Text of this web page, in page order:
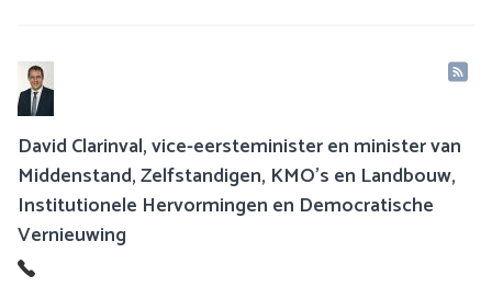
David Clarinval, vice-eersteminister en minister van
Middenstand, Zelfstandigen, KMO’s en Landbouw,
Institutionele Hervormingen en Democratische
Vernieuwing